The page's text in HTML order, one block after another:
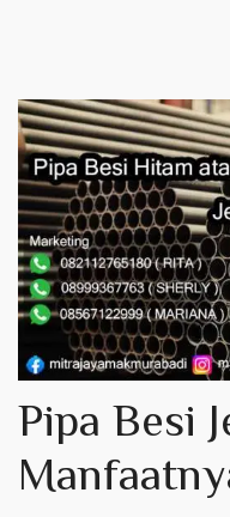
Pipa Besi